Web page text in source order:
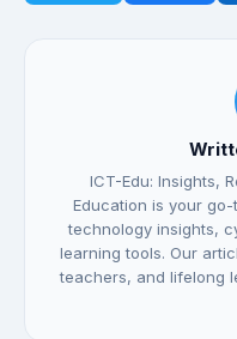
ICT-Edu: Insights,
Education is your
technology insights,
learning tools. Our
teachers, and lifelong